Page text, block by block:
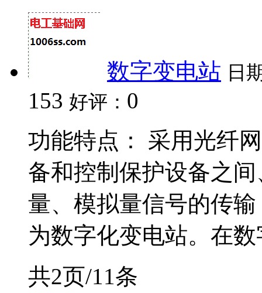
数字变电站 日
153 好评： 0
功能特点： 采用光纤
备和控制保护设备之
量、模拟量信号的传
为数字化变电站。在数
共2页/11条